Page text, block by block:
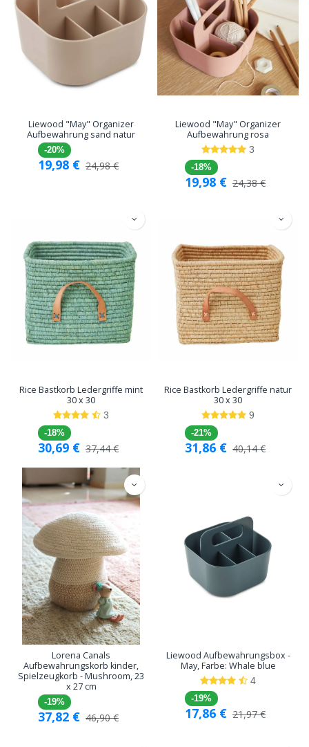
Liewood "May" Organizer
Aufbewahrung sand natur
-20%
19,98 € 24,98€
Liewood "May" Organizer
Aufbewahrung rosa
3
-18%
19,98 € 24,38€
Rice Bastkorb Ledergriffe mint
30 x 30
3
-18%
30,69 € 37,44€
Rice Bastkorb Ledergriffe natur
30 x 30
9
-21%
31,86 € 40,14€
Lorena Canals
Aufbewahrungskorb kinder,
Spielzeugkorb - Mushroom, 23
x 27 cm
-19%
37,82 € 46,90€
Liewood Aufbewahrungsbox -
May, Farbe: Whale blue
4
-19%
17,86 € 21,97€